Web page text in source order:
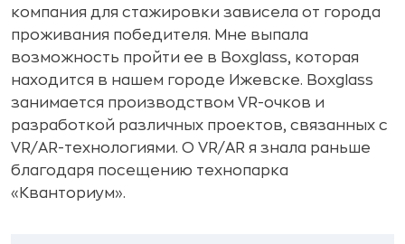
компания для стажировки зависела от города
проживания победителя. Мне выпала
возможность пройти ее в Boxglass, которая
находится в нашем городе Ижевске. Boxglass
занимается производством VR-очков и
разработкой различных проектов, связанных с
VR/AR-технологиями. О VR/AR я знала раньше
благодаря посещению технопарка
«Кванториум».